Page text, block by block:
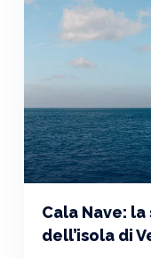
Cala Nave:
dell’isola di